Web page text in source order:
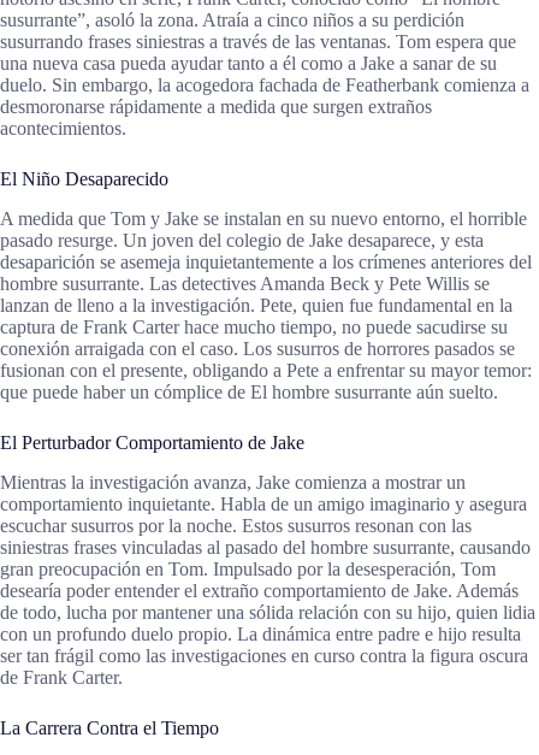
susurrante”, asoló la zona. Atraía a cinco niños a su perdición
susurrando frases siniestras a través de las ventanas. Tom espera que
una nueva casa pueda ayudar tanto a él como a Jake a sanar de su
duelo. Sin embargo, la acogedora fachada de Featherbank comienza a
desmoronarse rápidamente a medida que surgen extraños
acontecimientos.
El Niño Desaparecido
A medida que Tom y Jake se instalan en su nuevo entorno, el horrible
pasado resurge. Un joven del colegio de Jake desaparece, y esta
desaparición se asemeja inquietantemente a los crímenes anteriores del
hombre susurrante. Las detectives Amanda Beck y Pete Willis se
lanzan de lleno a la investigación. Pete, quien fue fundamental en la
captura de Frank Carter hace mucho tiempo, no puede sacudirse su
conexión arraigada con el caso. Los susurros de horrores pasados se
fusionan con el presente, obligando a Pete a enfrentar su mayor temor:
que puede haber un cómplice de El hombre susurrante aún suelto.
El Perturbador Comportamiento de Jake
Mientras la investigación avanza, Jake comienza a mostrar un
comportamiento inquietante. Habla de un amigo imaginario y asegura
escuchar susurros por la noche. Estos susurros resonan con las
siniestras frases vinculadas al pasado del hombre susurrante, causando
gran preocupación en Tom. Impulsado por la desesperación, Tom
desearía poder entender el extraño comportamiento de Jake. Además
de todo, lucha por mantener una sólida relación con su hijo, quien lidia
con un profundo duelo propio. La dinámica entre padre e hijo resulta
ser tan frágil como las investigaciones en curso contra la figura oscura
de Frank Carter.
La Carrera Contra el Tiempo